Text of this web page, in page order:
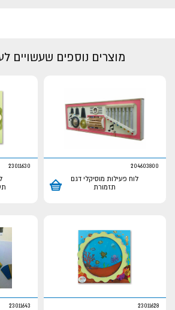
מוצרים נוספים שעשויים
204603800
לוח פעילות מוסיקלי דגם
תזמורת
23011630
23011628
23011643